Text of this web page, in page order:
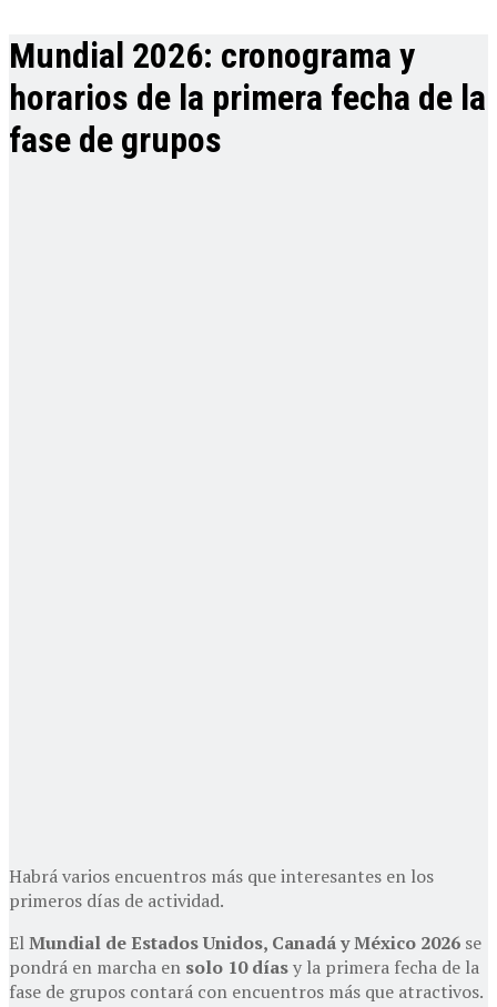
Mundial 2026: cronograma y
horarios de la primera fecha de la
fase de grupos
Habrá varios encuentros más que interesantes en los
primeros días de actividad.
ElMundial de Estados Unidos, Canadá y México 2026 se
pondrá en marcha en solo 10 díasy la primera fecha de la
fase de grupos contará con encuentros más que atractivos.